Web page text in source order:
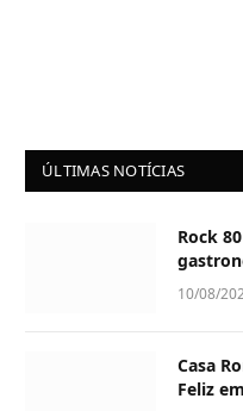
ÚLTIMAS NOTÍCIAS
Rock
10/08/
Casa
Feliz